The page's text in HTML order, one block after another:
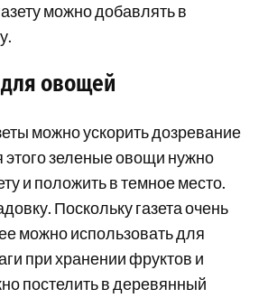
можно добавлять в
овощей
можно ускорить дозревание
зеленые овощи нужно
и положить в темное место.
Поскольку газета очень
можно использовать для
при хранении фруктов и
постелить в деревянный